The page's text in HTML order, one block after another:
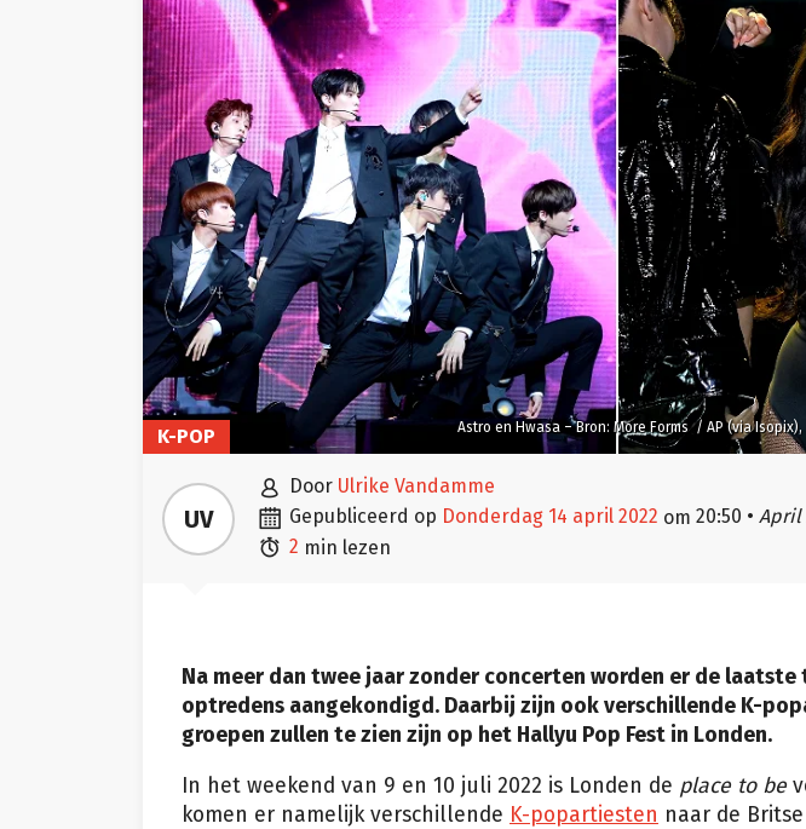
Astro en Hwasa – Bron: More Forms / AP (via
K-POP
UV
 door Ulrike Vandamme
 gepubliceerd op donderdag 14 april 2022 om 20:50 • April
 2 min lezen
Na meer dan twee jaar zonder concerten worden er de
optredens aangekondigd. Daarbij zijn ook verschillende K-
groepen zullen te zien zijn op het Hallyu Pop Fest in Londen.
In het weekend van 9 en 10 juli 2022 is Londen de place to be
komen er namelijk verschillende K-popartiesten naar de